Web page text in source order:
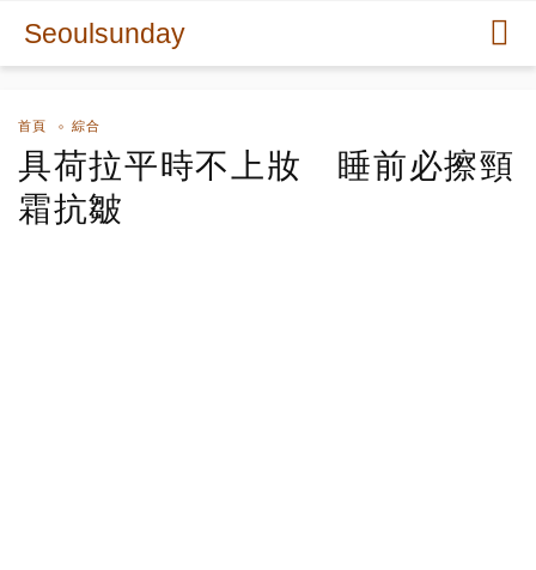
Seoulsunday
首頁 綜合
具荷拉平時不上妝 睡前必擦頸
霜抗皺